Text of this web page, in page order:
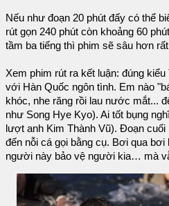
Nếu như đoạn 20 phút đấy có thể
rút gọn 240 phút còn khoảng 60
tầm ba tiếng thì phim sẽ sâu hơn
Xem phim rút ra kết luận: đúng
với Hàn Quốc ngôn tình. Em nào
khóc, nhe răng rồi lau nước mắt...
như Song Hye Kyo). Ai tốt bụng
lượt anh Kim Thành Vũ). Đoạn
đến nỗi cá gọi bằng cụ. Bơi qua bơi
người này bảo vệ người kia… mà